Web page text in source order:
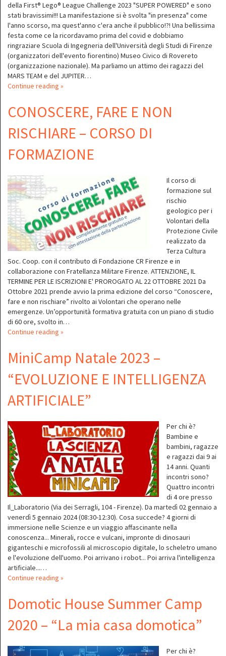
della First® Lego® League Challenge 2023 "SUPER POWERED" e sono
stati bravissimi!!! La manifestazione si è svolta "in presenza" come
l'anno scorso, ma quest'anno c'era anche il pubblico!?! Una bellissima
festa come ce la ricordavamo prima del covid e dobbiamo
ringraziare Scuola di Ingegneria dell'Università degli Studi di Firenze
(organizzatori dell'evento fiorentino) Museo Civico di Rovereto
(organizzazione nazionale). Ma parliamo un attimo dei ragazzi del
MARS TEAM e del JUPITER…
Continue reading »
CONOSCERE, FARE E NON
RISCHIARE – CORSO DI
FORMAZIONE
Il corso di
formazione sul
rischio
geologico per i
Volontari della
Protezione Civile
realizzato da
Terza Cultura
Soc. Coop. con il contributo di Fondazione CR Firenze e in
collaborazione con Fratellanza Militare Firenze. ATTENZIONE, IL
TERMINE PER LE ISCRIZIONI E' PROROGATO AL 22 OTTOBRE 2021 Da
Ottobre 2021 prende avvio la prima edizione del corso “Conoscere,
fare e non rischiare” rivolto ai Volontari che operano nelle
emergenze. Un’opportunità formativa gratuita con un piano di studio
di 60 ore, svolto in…
Continue reading »
MiniCamp Natale 2023 –
“EVOLUZIONE E INTELLIGENZA
ARTIFICIALE”
Per chi è?
Bambine e
bambini, ragazze
e ragazzi dai 9 ai
14 anni. Quanti
incontri sono?
Quattro incontri
di 4 ore presso
Il_Laboratorio (Via dei Serragli, 104 - Firenze). Da martedì 02 gennaio a
venerdì 5 gennaio 2024 (08:30-12:30). Cosa succede? 4 giorni di
immersione nelle Scienze e un viaggio affascinante nella
conoscenza... Minerali, rocce e vulcani, impronte di dinosauri
giganteschi e microfossili al microscopio digitale, lo scheletro umano
e l'evoluzione dell'uomo. Poi arrivano i robot... Poi arriva l'intelligenza
artificiale...…
Continue reading »
Domotic House Summer Camp
2020 – “La mia casa domotica”
Per chi è?